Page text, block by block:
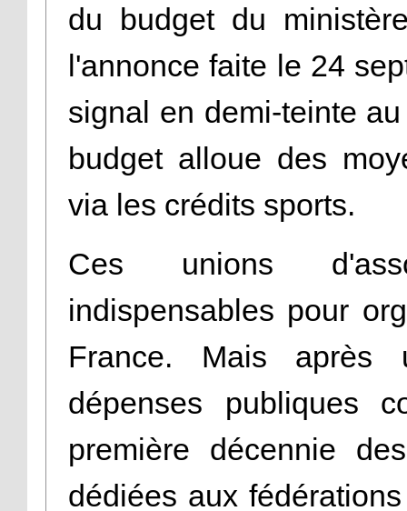
du budget du
l'annonce faite le 24
signal en demi-teinte
budget alloue des
via les crédits sports.
Ces unions
indispensables pour
France. Mais après
dépenses publiques
première décennie
dédiées aux